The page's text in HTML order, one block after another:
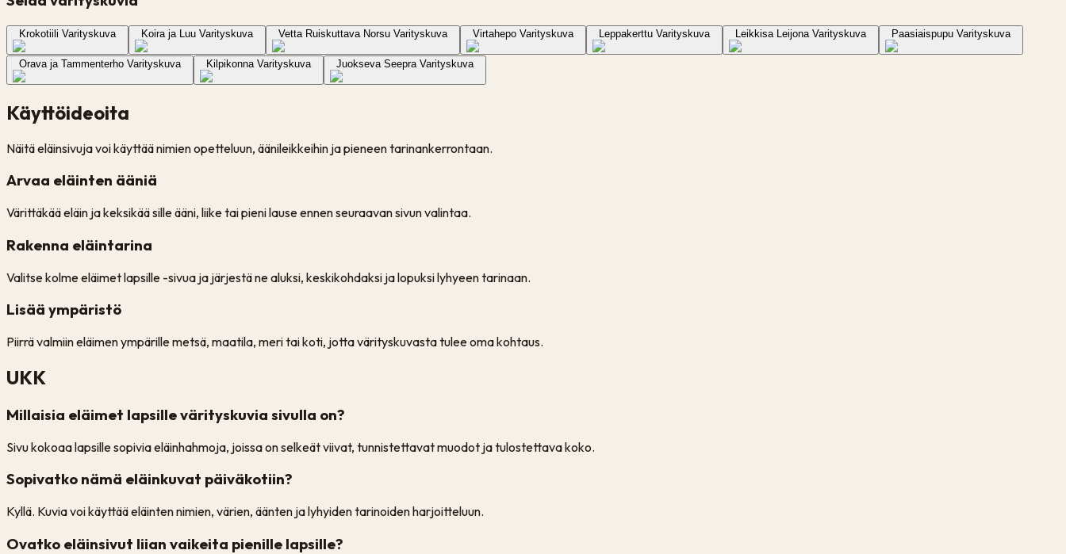
Krokotiili Varityskuva Koira ja Luu Varityskuva Vetta Ruiskuttava Norsu Varityskuva Virtahepo Varityskuva Leppakerttu Varityskuva Leikkisa Leijona Varityskuva Paasiaispupu Varityskuva
Orava ja Tammenterho Varityskuva Kilpikonna Varityskuva Juokseva Seepra Varityskuva
Käyttöideoita
Näitä eläinsivuja voi käyttää nimien opetteluun, äänileikkeihin ja pieneen tarinankerrontaan.
Arvaa eläinten ääniä
Värittäkää eläin ja keksikää sille ääni, liike tai pieni lause ennen seuraavan sivun valintaa.
Rakenna eläintarina
Valitse kolme eläimet lapsille -sivua ja järjestä ne aluksi, keskikohdaksi ja lopuksi lyhyeen tarinaan.
Lisää ympäristö
Piirrä valmiin eläimen ympärille metsä, maatila, meri tai koti, jotta värityskuvasta tulee oma kohtaus.
UKK
Millaisia eläimet lapsille värityskuvia sivulla on?
Sivu kokoaa lapsille sopivia eläinhahmoja, joissa on selkeät viivat, tunnistettavat muodot ja tulostettava koko.
Sopivatko nämä eläinkuvat päiväkotiin?
Kyllä. Kuvia voi käyttää eläinten nimien, värien, äänten ja lyhyiden tarinoiden harjoitteluun.
Ovatko eläinsivut liian vaikeita pienille lapsille?